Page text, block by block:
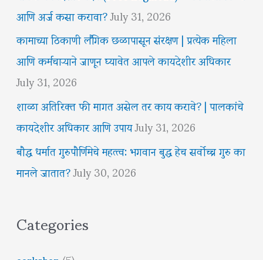
आणि अर्ज कसा करावा?July 31, 2026
कामाच्या ठिकाणी लैंगिक छळापासून संरक्षण | प्रत्येक महिला
आणि कर्मचाऱ्याने जाणून घ्यावेत आपले कायदेशीर अधिकार
July 31, 2026
शाळा अतिरिक्त फी मागत असेल तर काय करावे? | पालकांचे
कायदेशीर अधिकार आणि उपायJuly 31, 2026
बौद्ध धर्मात गुरुपौर्णिमेचे महत्त्व: भगवान बुद्ध हेच सर्वोच्च गुरु का
मानले जातात?July 30, 2026
Categories